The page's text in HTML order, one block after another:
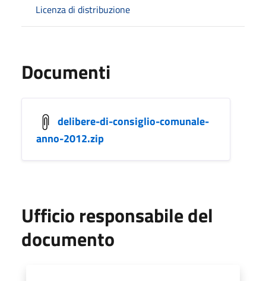
Licenza di distribuzione
Documenti
delibere-di-consiglio-comunale-
anno-2012.zip
Ufficio responsabile del
documento